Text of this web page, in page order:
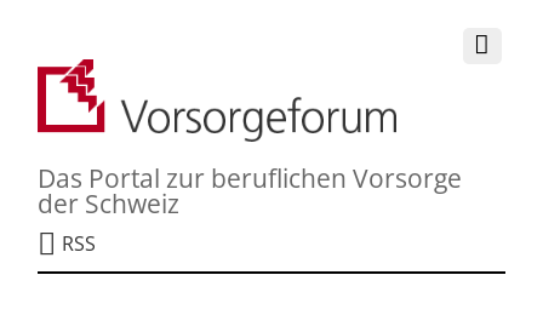
Das Portal zur beruflichen Vorsorge
der Schweiz
RSS